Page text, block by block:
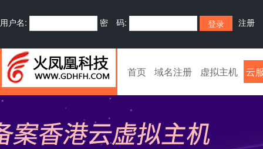
用户名: 密 码: 注册
首页 域名注册 虚拟主机 云